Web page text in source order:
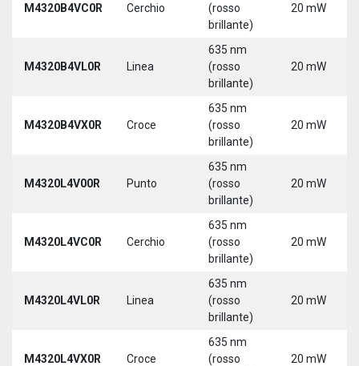
M4320B4VC0R Cerchio
(rosso
brillante)
20 mW
M4320B4VL0R Linea
635 nm
(rosso
brillante)
20 mW
M4320B4VX0R Croce
635 nm
(rosso
brillante)
20 mW
M4320L4V00R Punto
635 nm
(rosso
brillante)
20 mW
M4320L4VC0R Cerchio
635 nm
(rosso
brillante)
20 mW
M4320L4VL0R Linea
635 nm
(rosso
brillante)
20 mW
M4320L4VX0R Croce
635 nm
(rosso
20 mW